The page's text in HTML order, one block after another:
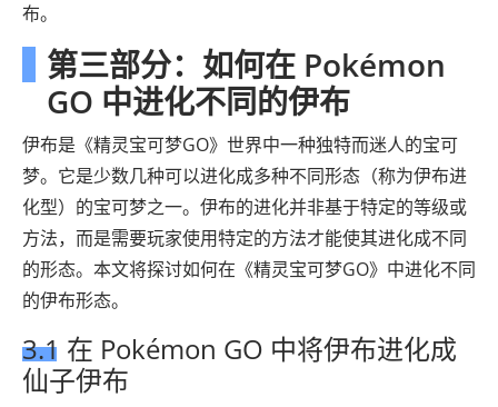
布。
第三部分：如何在 Pokémon
GO 中进化不同的伊布
伊布是《精灵宝可梦GO》世界中一种独特而迷人的宝可
梦。它是少数几种可以进化成多种不同形态（称为伊布进
化型）的宝可梦之一。伊布的进化并非基于特定的等级或
方法，而是需要玩家使用特定的方法才能使其进化成不同
的形态。本文将探讨如何在《精灵宝可梦GO》中进化不同
的伊布形态。
3.1 在 Pokémon GO 中将伊布进化成
仙子伊布